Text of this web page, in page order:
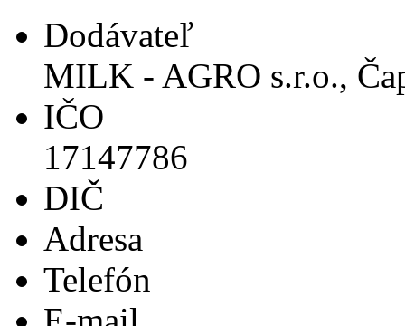
Dodávateľ
MILK - AGRO s.r.o.,
IČO
17147786
DIČ
Adresa
Telefón